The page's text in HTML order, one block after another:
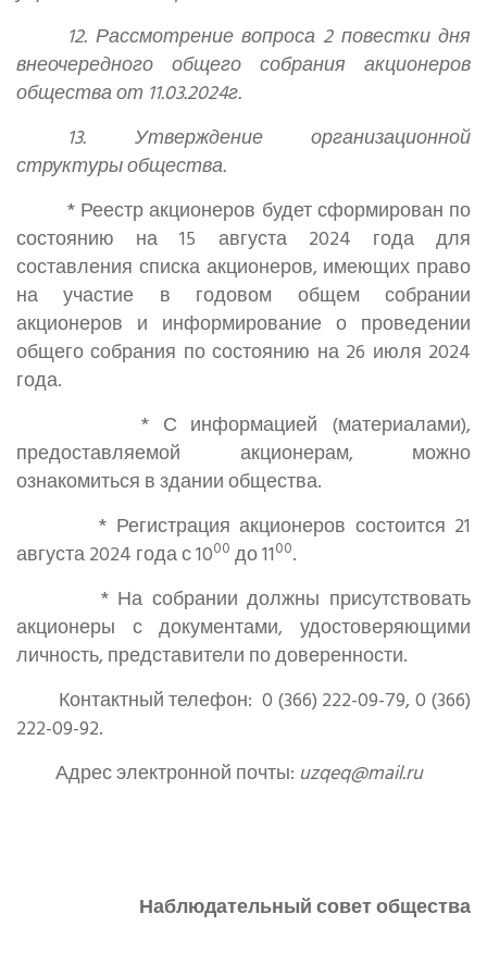
12. Рассмотрение вопроса 2 повестки дня
внеочередного общего собрания акционеров
общества от 11.03.2024г.
13. Утверждение организационной
структуры общества.
* Реестр акционеров будет сформирован по
состоянию на 15 августа 2024 года для
составления списка акционеров, имеющих право
на участие в годовом общем собрании
акционеров и информирование о проведении
общего собрания по состоянию на 26 июля 2024
года.
* С информацией (материалами),
предоставляемой акционерам, можно
ознакомиться в здании общества.
* Регистрация акционеров состоится 21
августа 2024 года с 1000 до 1100.
* На собрании должны присутствовать
акционеры с документами, удостоверяющими
личность, представители по доверенности.
Контактный телефон: 0 (366) 222-09-79, 0 (366)
222-09-92.
Адрес электронной почты: uzqeq@mail.ru
Наблюдательный совет общества